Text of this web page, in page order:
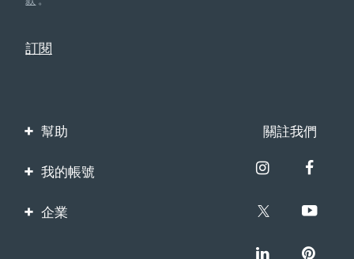
幫助
聯繫我們
保修與退換貨
關註我們
我的帳號
產品註冊
企業